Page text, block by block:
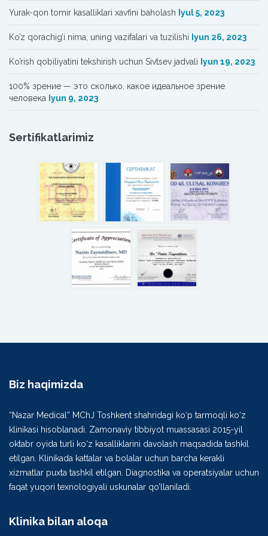
Yurak-qon tomir kasalliklari xavfini baholash Iyul 5, 2023
Ko’z qorachig’i nima, uning vazifalari va tuzilishi Iyun 26, 2023
Ko’rish qobiliyatini tekshirish uchun Sivtsev jadvali Iyun 19, 2023
100% зрение — это сколько, какое идеальное зрение
человека Iyun 9, 2023
Sertifikatlarimiz
Biz haqimizda
“Nazar Medical” MChJ Toshkent shahridagi ko‘p tarmoqli ko‘z
klinikasi hisoblanadi. Zamonaviy tibbiyot muassasasi 2015-yil
oktabr oyida turli ko‘z kasalliklarini davolash maqsadida tashkil
etilgan. Klinikada kattalar va bolalar uchun barcha kerakli
xizmatlar puxta tashkil etilgan. Diagnostika va operatsiyalar uchun
faqat yuqori texnologiyali uskunalar qo’llaniladi.
Klinika bilan aloqa